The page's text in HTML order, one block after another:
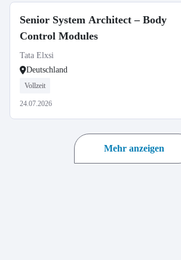
Senior System Architect – Body
Control Modules
Tata Elxsi
Deutschland
Vollzeit
24.07.2026
Mehr anzeigen